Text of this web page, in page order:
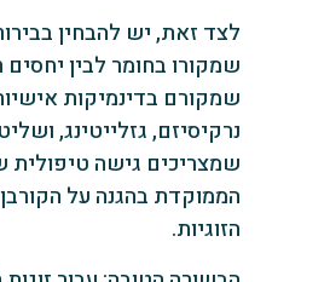
לצד זאת, יש להבחין
שמקורו בחומר לבין יחסים
שמקורם בדינמיקות
נרקיסיזם, גזלייטינג,
שמצריכים גישה טיפולית
הממוקדת בהגנה על הקורבן
הזוגיות.